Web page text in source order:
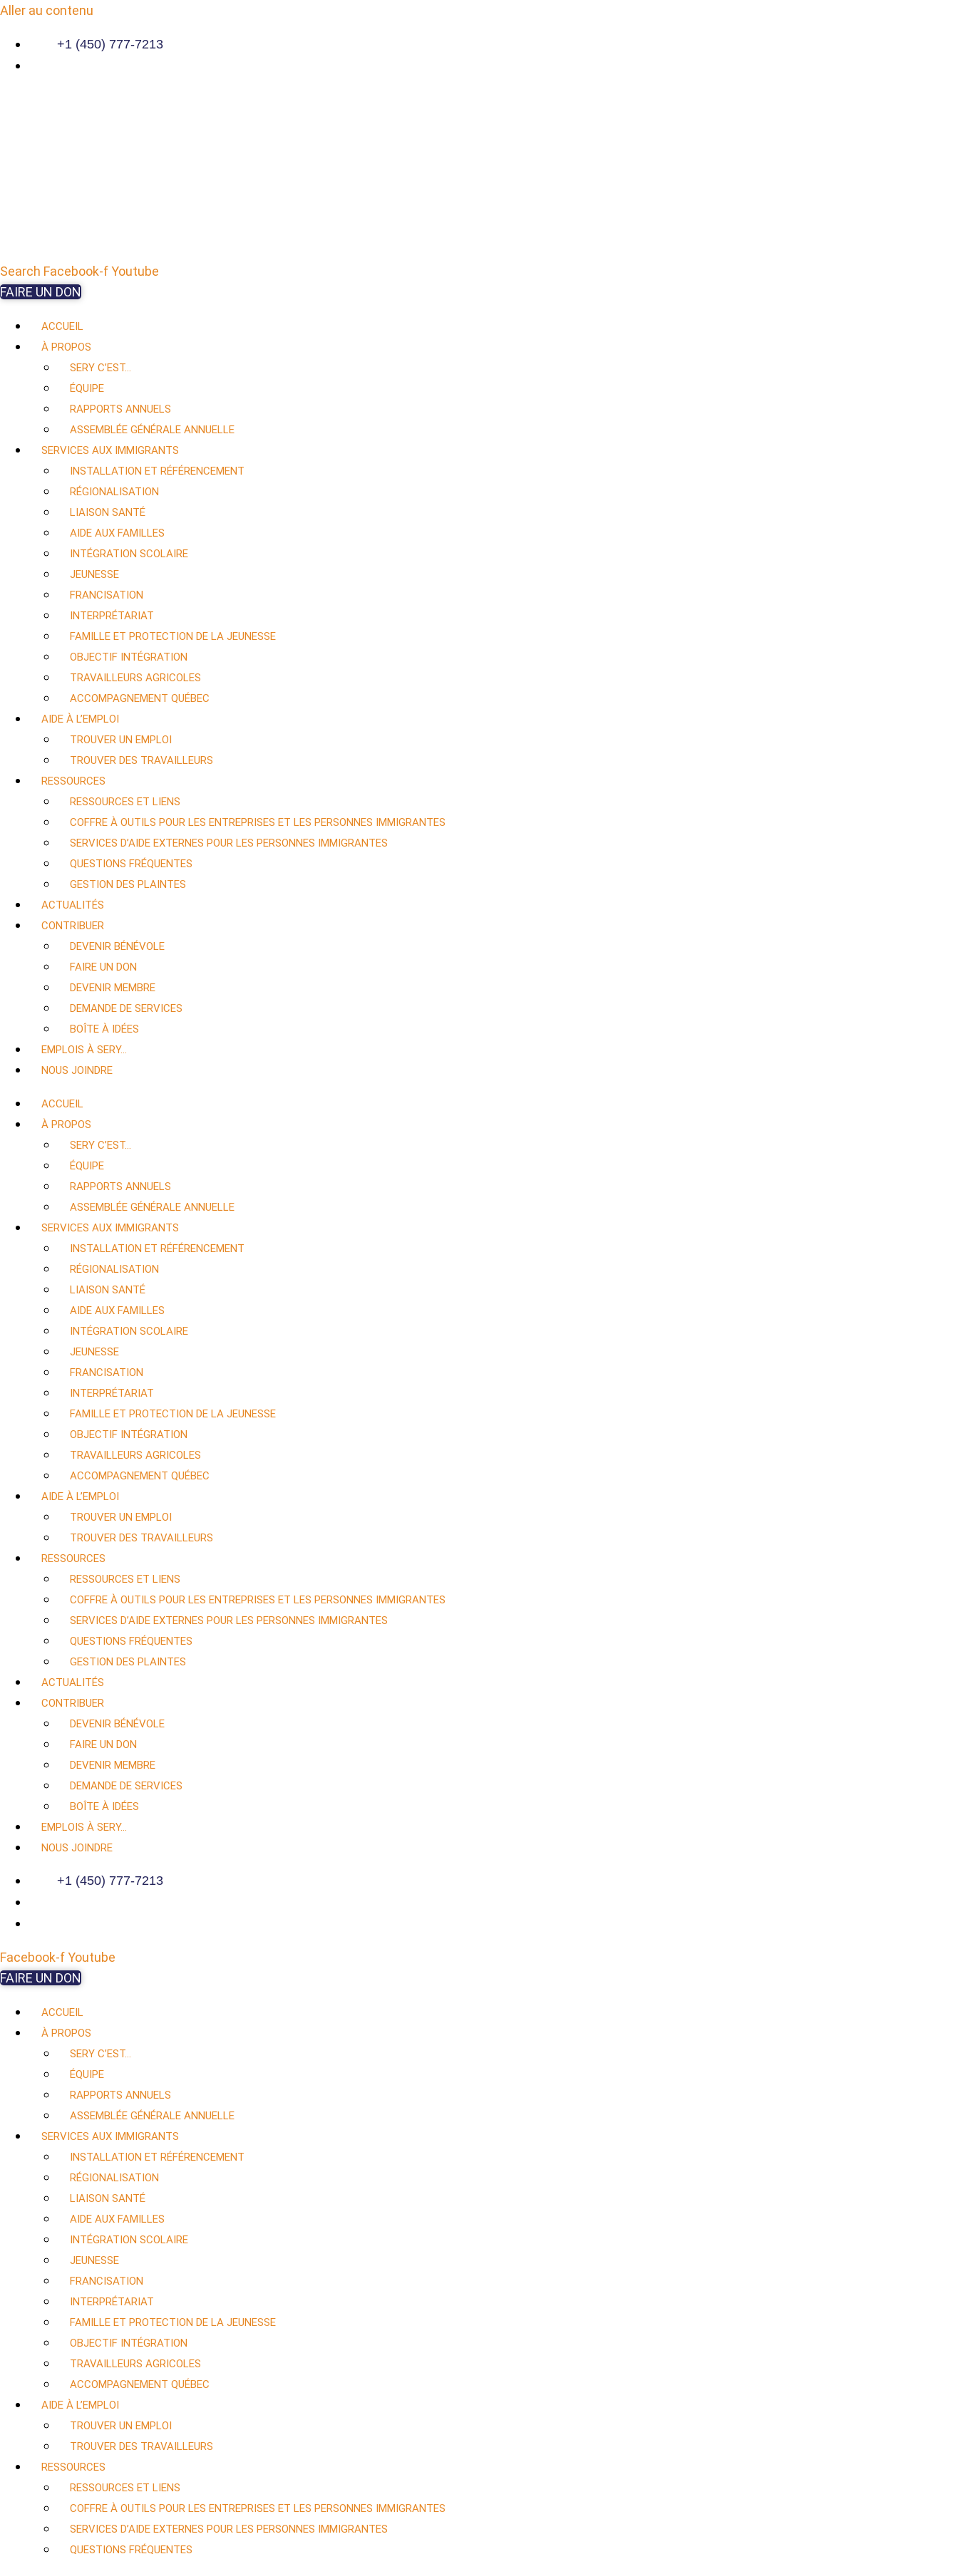
Aller au contenu
+1 (450) 777-7213
Search Facebook-fYoutube
FAIRE UN DON
ACCUEIL
À PROPOS
SERY C’EST…
ÉQUIPE
RAPPORTS ANNUELS
ASSEMBLÉE GÉNÉRALE ANNUELLE
SERVICES AUX IMMIGRANTS
INSTALLATION ET RÉFÉRENCEMENT
RÉGIONALISATION
LIAISON SANTÉ
AIDE AUX FAMILLES
INTÉGRATION SCOLAIRE
JEUNESSE
FRANCISATION
INTERPRÉTARIAT
FAMILLE ET PROTECTION DE LA JEUNESSE
OBJECTIF INTÉGRATION
TRAVAILLEURS AGRICOLES
ACCOMPAGNEMENT QUÉBEC
AIDE À L’EMPLOI
TROUVER UN EMPLOI
TROUVER DES TRAVAILLEURS
RESSOURCES
RESSOURCES ET LIENS
COFFRE À OUTILS POUR LES ENTREPRISES ET LES PERSONNES IMMIGRANTES
SERVICES D’AIDE EXTERNES POUR LES PERSONNES IMMIGRANTES
QUESTIONS FRÉQUENTES
GESTION DES PLAINTES
ACTUALITÉS
CONTRIBUER
DEVENIR BÉNÉVOLE
FAIRE UN DON
DEVENIR MEMBRE
DEMANDE DE SERVICES
BOÎTE À IDÉES
EMPLOIS À SERY…
NOUS JOINDRE
ACCUEIL
À PROPOS
SERY C’EST…
ÉQUIPE
RAPPORTS ANNUELS
ASSEMBLÉE GÉNÉRALE ANNUELLE
SERVICES AUX IMMIGRANTS
INSTALLATION ET RÉFÉRENCEMENT
RÉGIONALISATION
LIAISON SANTÉ
AIDE AUX FAMILLES
INTÉGRATION SCOLAIRE
JEUNESSE
FRANCISATION
INTERPRÉTARIAT
FAMILLE ET PROTECTION DE LA JEUNESSE
OBJECTIF INTÉGRATION
TRAVAILLEURS AGRICOLES
ACCOMPAGNEMENT QUÉBEC
AIDE À L’EMPLOI
TROUVER UN EMPLOI
TROUVER DES TRAVAILLEURS
RESSOURCES
RESSOURCES ET LIENS
COFFRE À OUTILS POUR LES ENTREPRISES ET LES PERSONNES IMMIGRANTES
SERVICES D’AIDE EXTERNES POUR LES PERSONNES IMMIGRANTES
QUESTIONS FRÉQUENTES
GESTION DES PLAINTES
ACTUALITÉS
CONTRIBUER
DEVENIR BÉNÉVOLE
FAIRE UN DON
DEVENIR MEMBRE
DEMANDE DE SERVICES
BOÎTE À IDÉES
EMPLOIS À SERY…
NOUS JOINDRE
+1 (450) 777-7213
Facebook-fYoutube
FAIRE UN DON
ACCUEIL
À PROPOS
SERY C’EST…
ÉQUIPE
RAPPORTS ANNUELS
ASSEMBLÉE GÉNÉRALE ANNUELLE
SERVICES AUX IMMIGRANTS
INSTALLATION ET RÉFÉRENCEMENT
RÉGIONALISATION
LIAISON SANTÉ
AIDE AUX FAMILLES
INTÉGRATION SCOLAIRE
JEUNESSE
FRANCISATION
INTERPRÉTARIAT
FAMILLE ET PROTECTION DE LA JEUNESSE
OBJECTIF INTÉGRATION
TRAVAILLEURS AGRICOLES
ACCOMPAGNEMENT QUÉBEC
AIDE À L’EMPLOI
TROUVER UN EMPLOI
TROUVER DES TRAVAILLEURS
RESSOURCES
RESSOURCES ET LIENS
COFFRE À OUTILS POUR LES ENTREPRISES ET LES PERSONNES IMMIGRANTES
SERVICES D’AIDE EXTERNES POUR LES PERSONNES IMMIGRANTES
QUESTIONS FRÉQUENTES